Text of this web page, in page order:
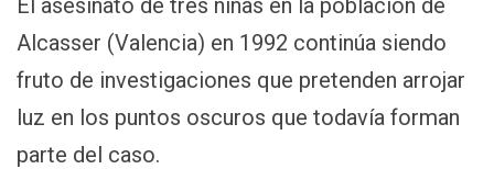
El asesinato de tres niñas en la población de
Alcasser (Valencia) en 1992 continúa siendo
fruto de investigaciones que pretenden arrojar
luz en los puntos oscuros que todavía forman
parte del caso.